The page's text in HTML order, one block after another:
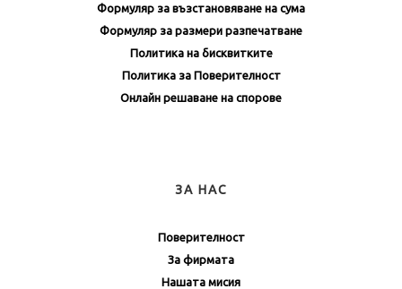
Формуляр за възстановяване на сума
Формуляр за размери разпечатване
Политика на бисквитките
Политика за Поверителност
Онлайн решаване на спорове
ЗА НАС
Поверителност
За фирмата
Нашата мисия